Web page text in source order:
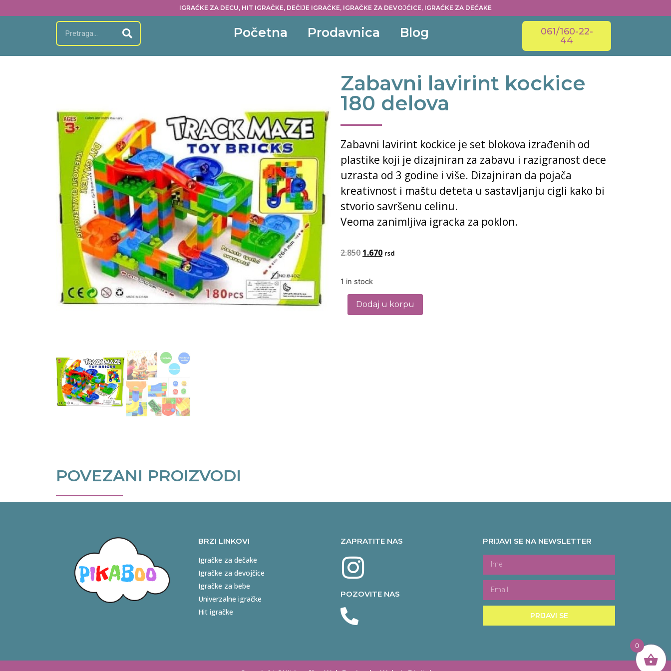
IGRAČKE ZA DECU, HIT IGRAČKE, DEČIJE IGRAČKE, IGRAČKE ZA DEVOJČICE, IGRAČKE ZA DEČAKE
Početna Prodavnica Blog
061/160-22-
44
Zabavni lavirint kockice
180 delova
Zabavni lavirint kockice je set blokova izrađenih od
plastike koji je dizajniran za zabavu i razigranost dece
uzrasta od 3 godine i više. Dizajniran da pojača
kreativnost i maštu deteta u sastavljanju cigli kako bi
stvorio savršenu celinu.
Veoma zanimljiva igracka za poklon.
2.850 1.670 rsd
1 in stock
Dodaj u korpu
POVEZANI PROIZVODI
BRZI LINKOVI
Igračke za dečake
Igračke za devojčice
Igračke za bebe
Univerzalne igračke
Hit igračke
ZAPRATITE NAS
POZOVITE NAS
PRIJAVI SE NA NEWSLETTER
PRIJAVI SE
0